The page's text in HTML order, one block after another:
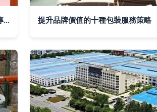
精油包裝的藝術 廠家定制免費設計，打造10ml專屬精致體驗 提升品牌價值的十種包裝服務策略